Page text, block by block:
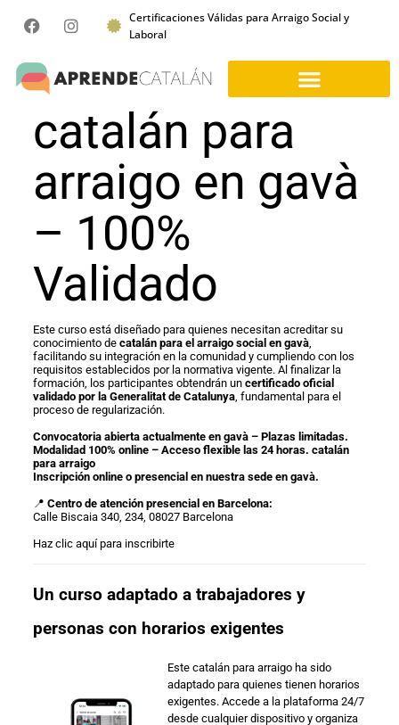
Certificaciones Válidas para Arraigo Social y
Laboral
catalán para
arraigo en gavà
– 100%
Validado
Este curso está diseñado para quienes necesitan acreditar su
conocimiento de catalán para el arraigo social en gavà,
facilitando su integración en la comunidad y cumpliendo con los
requisitos establecidos por la normativa vigente. Al finalizar la
formación, los participantes obtendrán un certificado oficial
validado por la Generalitat de Catalunya, fundamental para el
proceso de regularización.
Convocatoria abierta actualmente en gavà – Plazas limitadas.
Modalidad 100% online – Acceso flexible las 24 horas. catalán
para arraigo
Inscripción online o presencial en nuestra sede en gavà.
📍 Centro de atención presencial en Barcelona:
Calle Biscaia 340, 234, 08027 Barcelona
Haz clic aquí para inscribirte
Un curso adaptado a trabajadores y
personas con horarios exigentes
Este catalán para arraigo ha sido
adaptado para quienes tienen horarios
exigentes. Accede a la plataforma 24/7
desde cualquier dispositivo y organiza